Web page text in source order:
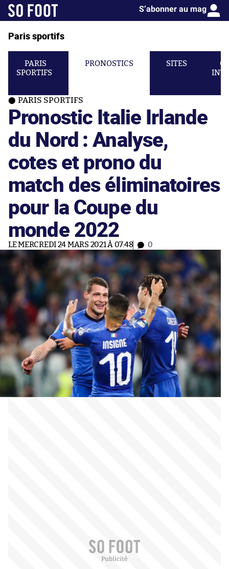
S’abonner au mag
Paris sportifs
PARIS
SPORTIFS
PRONOSTICS SITES
PARIS SPORTIFS
Pronostic Italie Irlande
du Nord : Analyse,
cotes et prono du
match des éliminatoires
pour la Coupe du
monde 2022
LE MERCREDI 24 MARS 2021 À 07:48 0